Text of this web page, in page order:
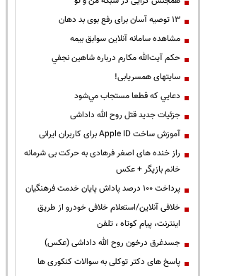
13 توصیه آسان برای رفع بوی بد دهان
مشاهده سامانه آنلاين سوابق بیمه
حكم آيت‌الله مكارم درباره شاهين نجفي
سایتهای همسریابی!
دعايي كه قطعا مستجاب مي‌شود
جزئیات جدید قتل روح الله داداشی
آموزش ساخت Apple ID برای کاربران ایرانی
راز خنده های اصغر فرهادی به حرکت بی شرمانه
خانم بازیگر + عکس
پرداخت ۱۰۰ درصد پاداش پایان خدمت فرهنگیان
خلافی آنلاین/استعلام خلافی خودرو از طریق
اینترنت، پیام کوتاه ، تلفن
جسدغرق درخون روح الله داداشی (عکس)
پاسخ های دکتر توکلی به سوالات کنکوری ها